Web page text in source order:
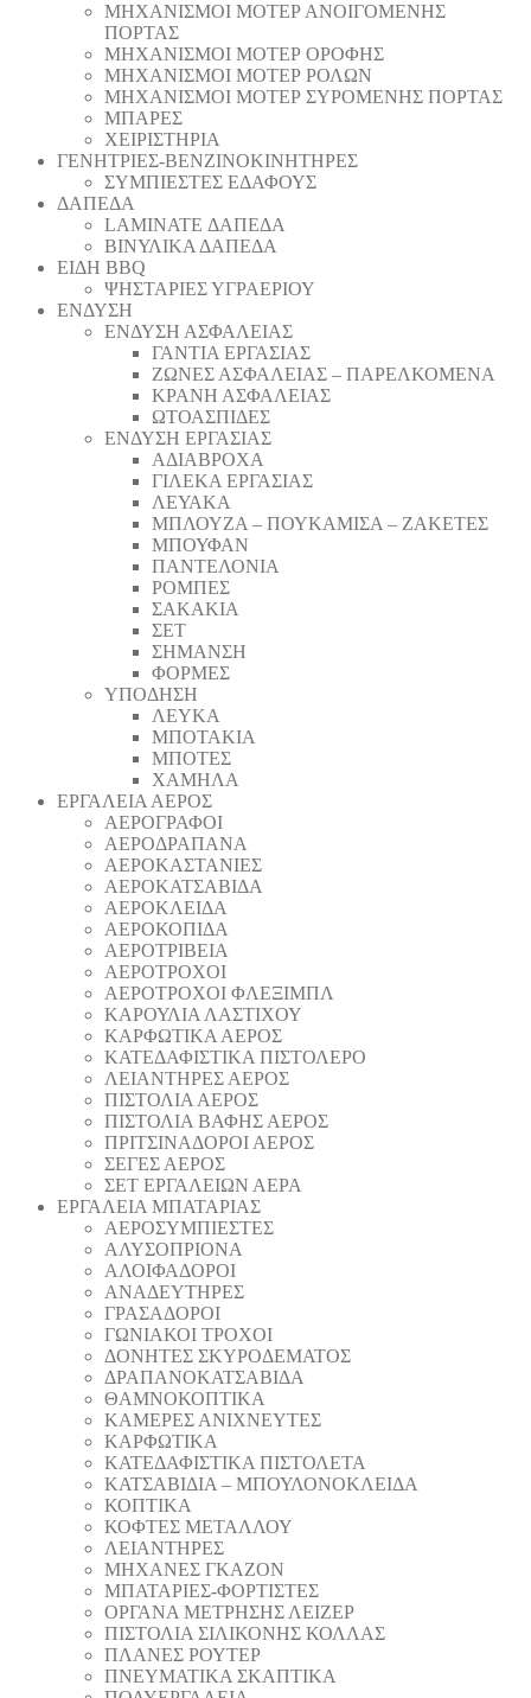
ΜΗΧΑΝΙΣΜΟΙ ΜΟΤΕΡ ΑΝΟΙΓΟΜΕΝΗΣ
ΠΟΡΤΑΣ
ΜΗΧΑΝΙΣΜΟΙ ΜΟΤΕΡ ΟΡΟΦΗΣ
ΜΗΧΑΝΙΣΜΟΙ ΜΟΤΕΡ ΡΟΛΩΝ
ΜΗΧΑΝΙΣΜΟΙ ΜΟΤΕΡ ΣΥΡΟΜΕΝΗΣ ΠΟΡΤΑΣ
ΜΠΑΡΕΣ
ΧΕΙΡΙΣΤΗΡΙΑ
ΓΕΝΗΤΡΙΕΣ-ΒΕΝΖΙΝΟΚΙΝΗΤΗΡΕΣ
ΣΥΜΠΙΕΣΤΕΣ ΕΔΑΦΟΥΣ
ΔΑΠΕΔΑ
LAMINATE ΔΑΠΕΔΑ
ΒΙΝΥΛΙΚΑ ΔΑΠΕΔΑ
ΕΙΔΗ BBQ
ΨΗΣΤΑΡΙΕΣ ΥΓΡΑΕΡΙΟΥ
ΕΝΔΥΣΗ
ΕΝΔΥΣΗ ΑΣΦΑΛΕΙΑΣ
ΓΑΝΤΙΑ ΕΡΓΑΣΙΑΣ
ΖΩΝΕΣ ΑΣΦΑΛΕΙΑΣ – ΠΑΡΕΛΚΟΜΕΝΑ
ΚΡΑΝΗ ΑΣΦΑΛΕΙΑΣ
ΩΤΟΑΣΠΙΔΕΣ
ΕΝΔΥΣΗ ΕΡΓΑΣΙΑΣ
ΑΔΙΑΒΡΟΧΑ
ΓΙΛΕΚΑ ΕΡΓΑΣΙΑΣ
ΛΕΥΑΚΑ
ΜΠΛΟΥΖΑ – ΠΟΥΚΑΜΙΣΑ – ΖΑΚΕΤΕΣ
ΜΠΟΥΦΑΝ
ΠΑΝΤΕΛΟΝΙΑ
ΡΟΜΠΕΣ
ΣΑΚΑΚΙΑ
ΣΕΤ
ΣΗΜΑΝΣΗ
ΦΟΡΜΕΣ
ΥΠΟΔΗΣΗ
ΛΕΥΚΑ
ΜΠΟΤΑΚΙΑ
ΜΠΟΤΕΣ
ΧΑΜΗΛΑ
ΕΡΓΑΛΕΙΑ ΑΕΡΟΣ
ΑΕΡΟΓΡΑΦΟΙ
ΑΕΡΟΔΡΑΠΑΝA
ΑΕΡΟΚΑΣΤΑΝΙΕΣ
ΑΕΡΟΚΑΤΣΑΒΙΔΑ
ΑΕΡΟΚΛΕΙΔΑ
ΑΕΡΟΚΟΠΙΔΑ
ΑΕΡΟΤΡΙΒΕΙΑ
ΑΕΡΟΤΡΟΧΟΙ
ΑΕΡΟΤΡΟΧΟΙ ΦΛΕΞΙΜΠΛ
ΚΑΡΟΥΛΙΑ ΛΑΣΤΙΧΟΥ
ΚΑΡΦΩΤΙΚΑ ΑΕΡΟΣ
ΚΑΤΕΔΑΦΙΣΤΙΚΑ ΠΙΣΤΟΛΕΡΟ
ΛΕΙΑΝΤΗΡΕΣ ΑΕΡΟΣ
ΠΙΣΤΟΛΙΑ ΑΕΡΟΣ
ΠΙΣΤΟΛΙΑ ΒΑΦΗΣ ΑΕΡΟΣ
ΠΡΙΤΣΙΝΑΔΟΡΟΙ ΑΕΡΟΣ
ΣΕΓΕΣ ΑΕΡΟΣ
ΣΕΤ ΕΡΓΑΛΕΙΩΝ ΑΕΡΑ
ΕΡΓΑΛΕΙΑ ΜΠΑΤΑΡΙΑΣ
AEΡΟΣΥΜΠΙΕΣΤΕΣ
AΛΥΣΟΠΡΙΟΝΑ
ΑΛΟΙΦΑΔOΡΟI
ΑΝΑΔΕΥΤΗΡΕΣ
ΓΡΑΣΑΔΟΡΟΙ
ΓΩΝΙΑΚΟΙ ΤΡΟΧΟΙ
ΔΟΝΗΤΕΣ ΣΚΥΡΟΔΕΜΑΤΟΣ
ΔΡΑΠΑΝΟΚΑΤΣΑΒΙΔΑ
ΘAΜΝΟΚΟΠΤΙΚΑ
ΚΑΜΕΡΕΣ ΑΝΙΧΝΕΥΤΕΣ
ΚΑΡΦΩΤΙΚΑ
ΚΑΤΕΔΑΦΙΣΤΙΚΑ ΠΙΣΤΟΛΕΤΑ
ΚΑΤΣΑΒΙΔΙΑ – ΜΠΟΥΛΟΝΟΚΛΕΙΔΑ
ΚΟΠΤΙΚA
ΚΟΦΤΕΣ ΜΕΤΑΛΛΟΥ
ΛΕΙΑΝΤΗΡEΣ
ΜΗΧΑΝΕΣ ΓΚΑΖΟΝ
ΜΠΑΤΑΡΙΕΣ-ΦΟΡΤΙΣΤΕΣ
ΟΡΓΑΝΑ ΜΕΤΡΗΣΗΣ ΛΕΙΖΕΡ
ΠΙΣΤΟΛΙA ΣΙΛΙΚΟΝΗΣ ΚΟΛΛΑΣ
ΠΛΑΝΕΣ ΡΟΥΤΕΡ
ΠΝΕΥΜΑΤΙΚΑ ΣΚΑΠΤΙΚΑ